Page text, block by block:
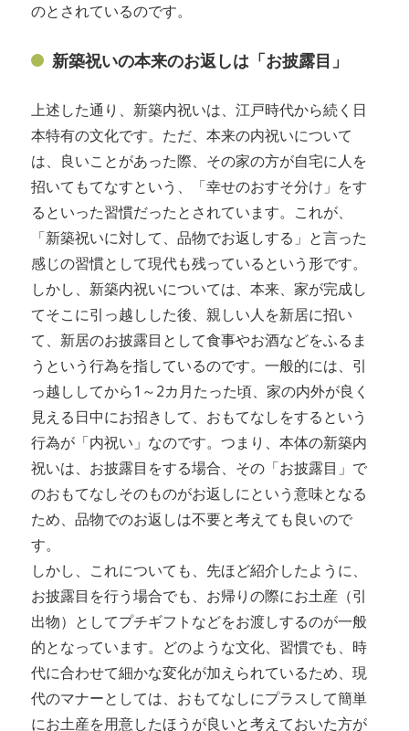
のとされているのです。
新築祝いの本来のお返しは「お披露目」
上述した通り、新築内祝いは、江戸時代から続く日
本特有の文化です。ただ、本来の内祝いについて
は、良いことがあった際、その家の方が自宅に人を
招いてもてなすという、「幸せのおすそ分け」をす
るといった習慣だったとされています。これが、
「新築祝いに対して、品物でお返しする」と言った
感じの習慣として現代も残っているという形です。
しかし、新築内祝いについては、本来、家が完成し
てそこに引っ越しした後、親しい人を新居に招い
て、新居のお披露目として食事やお酒などをふるま
うという行為を指しているのです。一般的には、引
っ越ししてから1～2カ月たった頃、家の内外が良く
見える日中にお招きして、おもてなしをするという
行為が「内祝い」なのです。つまり、本体の新築内
祝いは、お披露目をする場合、その「お披露目」で
のおもてなしそのものがお返しにという意味となる
ため、品物でのお返しは不要と考えても良いので
す。
しかし、これについても、先ほど紹介したように、
お披露目を行う場合でも、お帰りの際にお土産（引
出物）としてプチギフトなどをお渡しするのが一般
的となっています。どのような文化、習慣でも、時
代に合わせて細かな変化が加えられているため、現
代のマナーとしては、おもてなしにプラスして簡単
にお土産を用意したほうが良いと考えておいた方が